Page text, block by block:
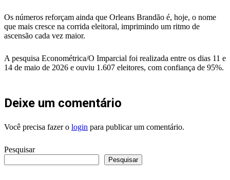
Os números reforçam ainda que Orleans Brandão é, hoje, o nome
que mais cresce na corrida eleitoral, imprimindo um ritmo de
ascensão cada vez maior.
A pesquisa Econométrica/O Imparcial foi realizada entre os dias 11 e
14 de maio de 2026 e ouviu 1.607 eleitores, com confiança de 95%.
Deixe um comentário
Você precisa fazer o login para publicar um comentário.
Pesquisar
Pesquisar